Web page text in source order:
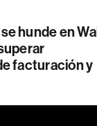
hunde en Wall
facturación y